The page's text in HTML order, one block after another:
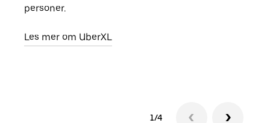
personer.
Les mer om UberXL
1/4